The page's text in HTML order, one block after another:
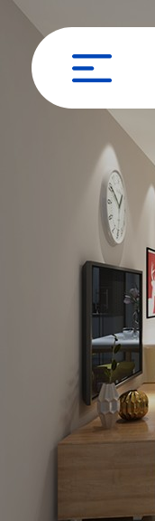
姓
手
公